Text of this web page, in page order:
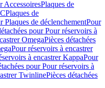
AccessoiresPlaques de
Plaques de
Plaques de déclenchementPour
pour Pour réservoirs à
OmegaPièces détachées
Pour réservoirs à encastrer
à encastrer KappaPour
pour Pour réservoirs à
TwinlinePièces détachées